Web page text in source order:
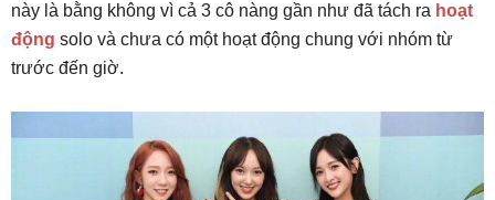
này là bằng không vì cả 3 cô nàng gần như đã tách ra hoạt
động solo và chưa có một hoạt động chung với nhóm từ
trước đến giờ.